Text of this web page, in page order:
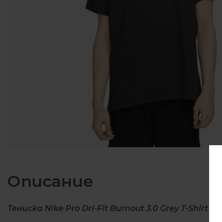
Описание
Тениска Nike Pro Dri-Fit Burnout 3.0 Grey T-Shirt